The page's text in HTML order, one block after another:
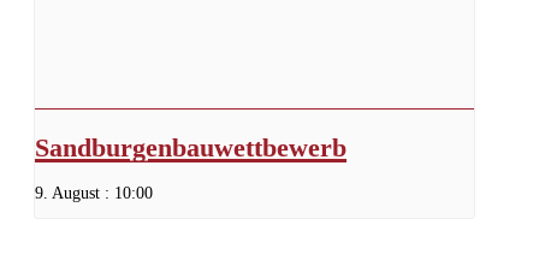
Sandburgenbauwettbewerb
9. August : 10:00